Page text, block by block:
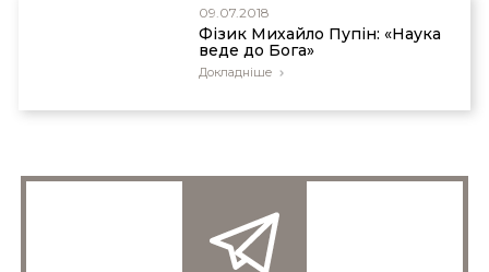
09.07.2018
Фізик Михайло Пупін: «Наука
веде до Бога»
Докладніше